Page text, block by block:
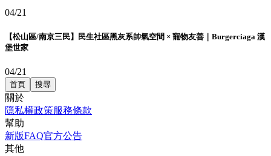
04/21
【松山區/南京三民】民生社區黑灰系帥氣空間 × 寵物友善｜Burgerciaga 漢
堡世家
04/21
首頁 搜尋
關於
隱私權政策服務條款
幫助
新版FAQ官方公告
其他